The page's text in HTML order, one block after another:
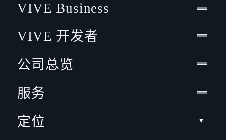
VIVE Business
VIVE 开发者
公司总览
服务
定位